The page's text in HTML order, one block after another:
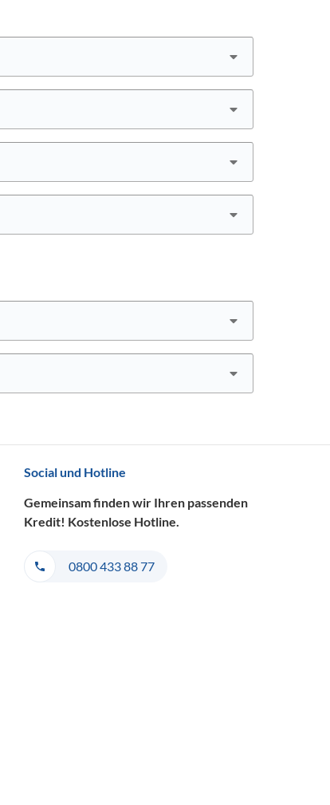
Social und Hotline
Gemeinsam finden wir Ihren passenden
Kredit! Kostenlose Hotline.
0800 433 88 77